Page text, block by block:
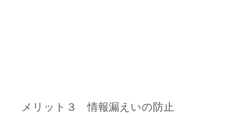
メリット３ 情報漏えいの防止